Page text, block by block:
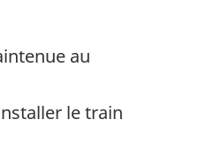
au
le train